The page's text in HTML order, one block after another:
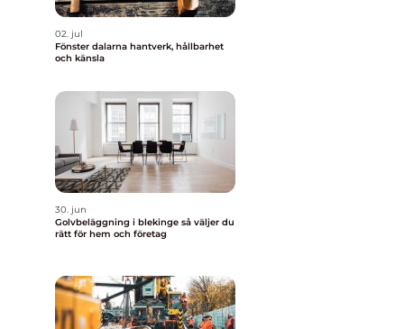
02. jul
Fönster dalarna hantverk, hållbarhet
och känsla
30. jun
Golvbeläggning i blekinge så väljer du
rätt för hem och företag